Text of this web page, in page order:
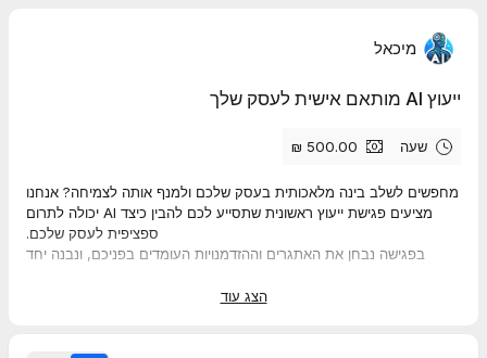
מיכאל
ייעוץ AI מותאם אישית לעסק שלך
שעה
מחפשים לשלב בינה מלאכותית בעסק שלכם ולמנף אותה לצמיחה? אנחנו
מציעים פגישת ייעוץ ראשונית שתסייע לכם להבין כיצד AI יכולה לתרום
ספציפית לעסק שלכם.
בפגישה נבחן את האתגרים וההזדמנויות העומדים בפניכם, ונבנה יחד
לייעוץ טלפוני ראשוני ללא עלות, ניתן להתקשר: 055-992-6583
הצג עוד